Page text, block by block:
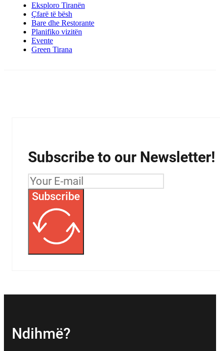
Eksploro Tiranën
Çfarë të bësh
Bare dhe Restorante
Planifiko vizitën
Evente
Green Tirana
Subscribe to our Newsletter!
Subscribe
Ndihmë?